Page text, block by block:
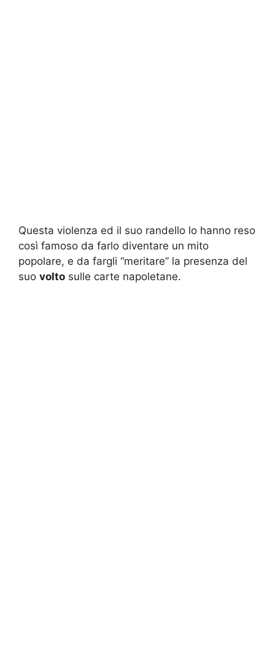
Questa violenza ed il suo randello lo hanno reso
così famoso da farlo diventare un mito
popolare, e da fargli “meritare” la presenza del
suo volto sulle carte napoletane.